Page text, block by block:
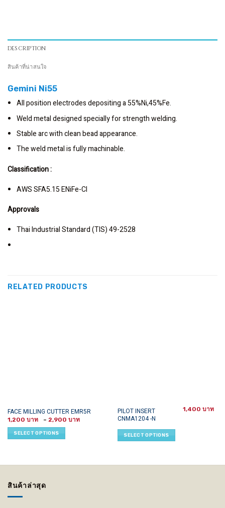
DESCRIPTION
สินค้าที่น่าสนใจ
Gemini Ni55
All position electrodes depositing a 55%Ni,45%Fe.
Weld metal designed specially for strength welding.
Stable arc with clean bead appearance.
The weld metal is fully machinable.
Classification :
AWS SFA5.15 ENiFe-Cl
Approvals
Thai Industrial Standard (TIS) 49-2528
RELATED PRODUCTS
FACE MILLING CUTTER EMR5R
1,200 – 2,900
SELECT OPTIONS
This
product
has
multiple
be
chosen
PILOT INSERT
CNMA1204 -N
1,400
SELECT OPTIONS
This
product
has
multiple
สินค้าล่าสุด